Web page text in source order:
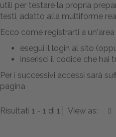
utili per testare la propria
testi, adatto alla multiforme
Ecco come registrarti a
esegui il login al sito
inserisci il codice che hai
Per i successivi accessi sarà
pagina
Risultati 1 - 1 di 1 View as: